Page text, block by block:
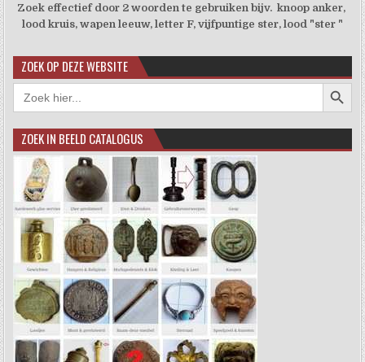
Zoek effectief door 2 woorden te gebruiken bijv. knoop anker,
lood kruis, wapen leeuw, letter F, vijfpuntige ster, lood "ster "
ZOEK OP DEZE WEBSITE
Zoek
naar:
ZOEK IN BEELD CATALOGUS